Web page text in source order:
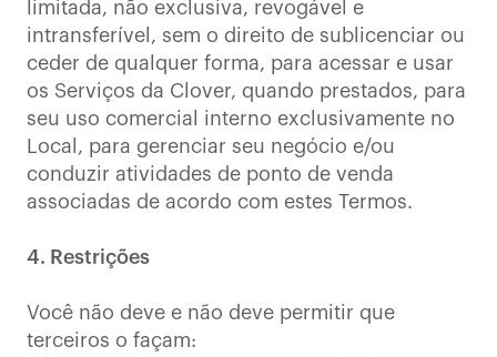
limitada, não exclusiva, revogável e
intransferível, sem o direito de sublicenciar ou
ceder de qualquer forma, para acessar e usar
os Serviços da Clover, quando prestados, para
seu uso comercial interno exclusivamente no
Local, para gerenciar seu negócio e/ou
conduzir atividades de ponto de venda
associadas de acordo com estes Termos.
4. Restrições
Você não deve e não deve permitir que
terceiros o façam: